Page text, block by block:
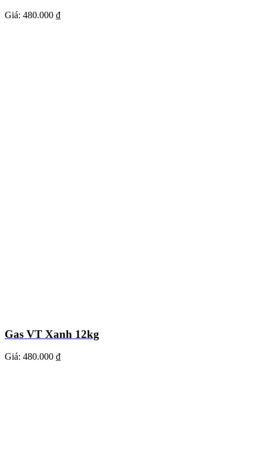
Giá: 480.000 ₫
Gas VT Xanh 12kg
Giá: 480.000 ₫